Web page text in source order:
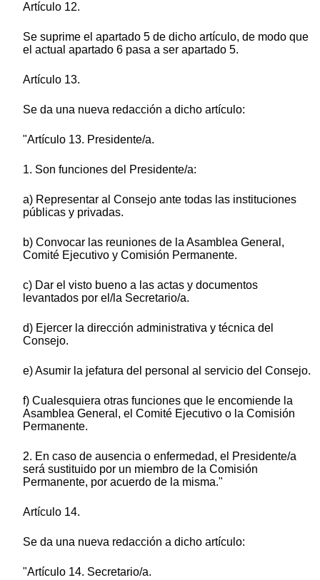
Artículo 12.
Se suprime el apartado 5 de dicho artículo, de modo que
el actual apartado 6 pasa a ser apartado 5.
Artículo 13.
Se da una nueva redacción a dicho artículo:
"Artículo 13. Presidente/a.
1. Son funciones del Presidente/a:
a) Representar al Consejo ante todas las instituciones
públicas y privadas.
b) Convocar las reuniones de la Asamblea General,
Comité Ejecutivo y Comisión Permanente.
c) Dar el visto bueno a las actas y documentos
levantados por el/la Secretario/a.
d) Ejercer la dirección administrativa y técnica del
Consejo.
e) Asumir la jefatura del personal al servicio del Consejo.
f) Cualesquiera otras funciones que le encomiende la
Asamblea General, el Comité Ejecutivo o la Comisión
Permanente.
2. En caso de ausencia o enfermedad, el Presidente/a
será sustituido por un miembro de la Comisión
Permanente, por acuerdo de la misma."
Artículo 14.
Se da una nueva redacción a dicho artículo:
"Artículo 14. Secretario/a.